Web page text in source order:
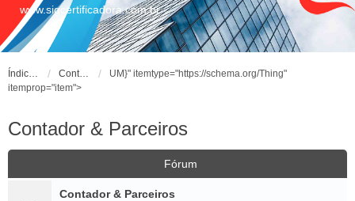
www.sigcertificadora.com.br
Índice do fórum Contador & Parceiros
UM}" itemtype="https://schema.org/Thing"
itemprop="item">
Contador & Parceiros
Fórum
Contador & Parceiros